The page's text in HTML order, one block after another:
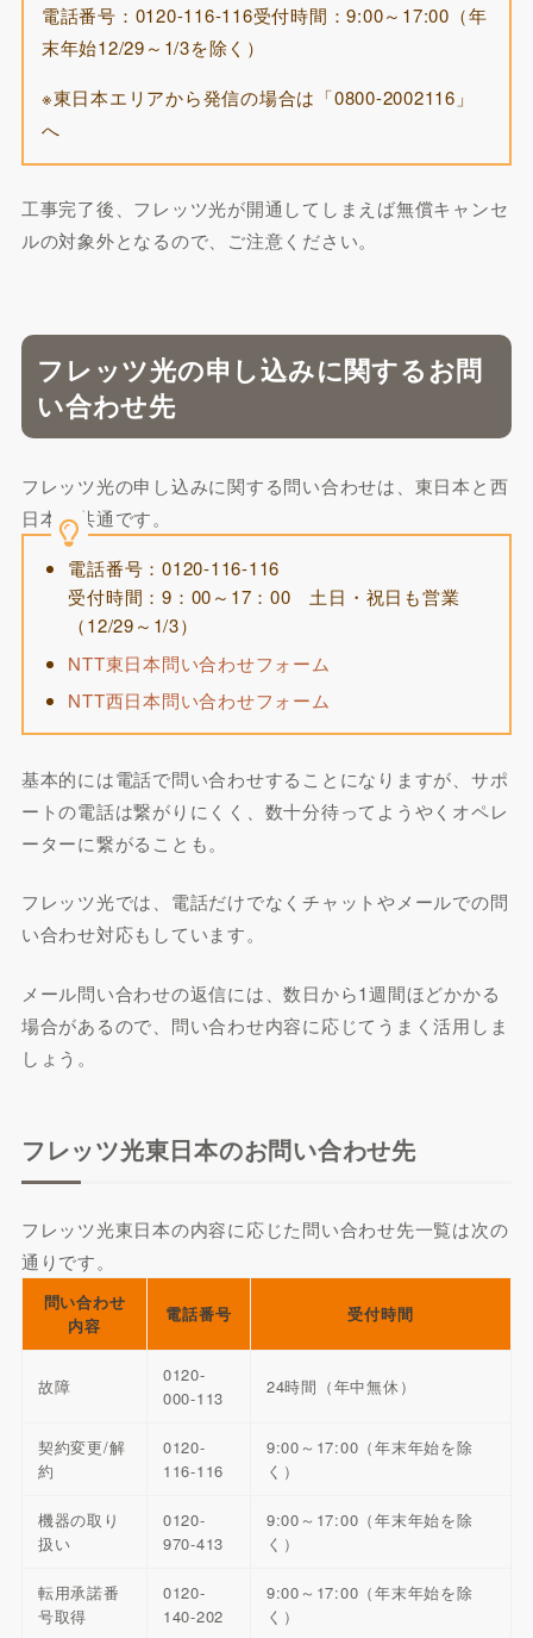
電話番号：0120-116-116受付時間：9:00～17:00（年
末年始12/29～1/3を除く）
※東日本エリアから発信の場合は「0800-2002116」
へ
工事完了後、フレッツ光が開通してしまえば無償キャンセ
ルの対象外となるので、ご注意ください。
フレッツ光の申し込みに関するお問
い合わせ先
フレッツ光の申し込みに関する問い合わせは、東日本と西
日本で共通です。
電話番号：0120-116-116
受付時間：9：00～17：00 土日・祝日も営業
（12/29～1/3）
NTT東日本問い合わせフォーム
NTT西日本問い合わせフォーム
基本的には電話で問い合わせすることになりますが、サポ
ートの電話は繋がりにくく、数十分待ってようやくオペレ
ーターに繋がることも。
フレッツ光では、電話だけでなくチャットやメールでの問
い合わせ対応もしています。
メール問い合わせの返信には、数日から1週間ほどかかる
場合があるので、問い合わせ内容に応じてうまく活用しま
しょう。
フレッツ光東日本のお問い合わせ先
フレッツ光東日本の内容に応じた問い合わせ先一覧は次の
通りです。
問い合わせ
内容
電話番号 受付時間
故障
0120-
000-113
24時間（年中無休）
契約変更/解
約
0120-
116-116
9:00～17:00（年末年始を除
く）
機器の取り
扱い
0120-
970-413
9:00～17:00（年末年始を除
く）
転用承諾番
号取得
0120-
140-202
9:00～17:00（年末年始を除
く）